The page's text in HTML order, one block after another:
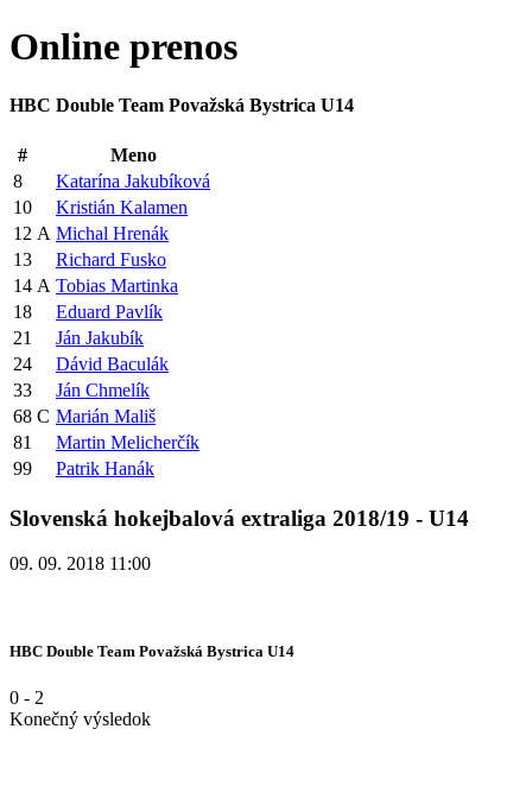
Online prenos
HBC Double Team Považská Bystrica U14
#
Meno
8
Katarína Jakubíková
10
Kristián Kalamen
12 A Michal Hrenák
13
Richard Fusko
14 A Tobias Martinka
18
Eduard Pavlík
21
Ján Jakubík
24
Dávid Baculák
33
Ján Chmelík
68 C Marián Mališ
81
Martin Melicherčík
99
Patrik Hanák
Slovenská hokejbalová extraliga 2018/19 - U14
09. 09. 2018 11:00
HBC Double Team Považská Bystrica U14
0 - 2
Konečný výsledok